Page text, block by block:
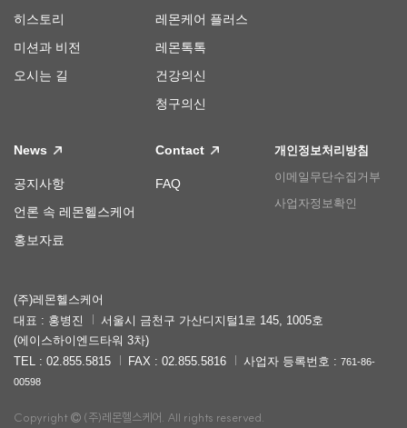
히스토리
미션과 비전
오시는 길
레몬케어 플러스
레몬톡톡
건강의신
청구의신
News
공지사항
언론 속 레몬헬스케어
홍보자료
Contact
FAQ
개인정보처리방침
이메일무단수집거부
사업자정보확인
(주)레몬헬스케어
대표 : 홍병진
서울시 금천구 가산디지털1로 145, 1005호
(에이스하이엔드타워 3차)
TEL : 02.855.5815
FAX : 02.855.5816 사업자 등록번호 : 761-86-
00598
Copyright (주)레몬헬스케어. All rights reserved.